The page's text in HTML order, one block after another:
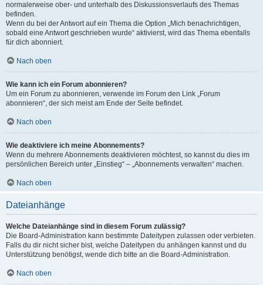
normalerweise ober- und unterhalb des Diskussionsverlaufs des Themas
befinden.
Wenn du bei der Antwort auf ein Thema die Option „Mich benachrichtigen,
sobald eine Antwort geschrieben wurde“ aktivierst, wird das Thema ebenfalls
für dich abonniert.
Nach oben
Wie kann ich ein Forum abonnieren?
Um ein Forum zu abonnieren, verwende im Forum den Link „Forum
abonnieren“, der sich meist am Ende der Seite befindet.
Nach oben
Wie deaktiviere ich meine Abonnements?
Wenn du mehrere Abonnements deaktivieren möchtest, so kannst du dies im
persönlichen Bereich unter „Einstieg“ – „Abonnements verwalten“ machen.
Nach oben
Dateianhänge
Welche Dateianhänge sind in diesem Forum zulässig?
Die Board-Administration kann bestimmte Dateitypen zulassen oder verbieten.
Falls du dir nicht sicher bist, welche Dateitypen du anhängen kannst und du
Unterstützung benötigst, wende dich bitte an die Board-Administration.
Nach oben